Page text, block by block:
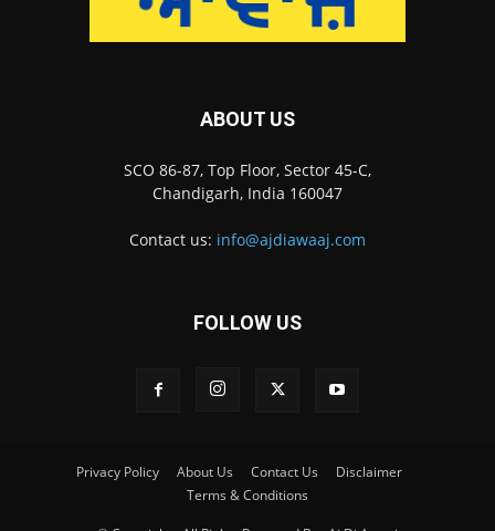
ABOUT US
SCO 86-87, Top Floor, Sector 45-C,
Chandigarh, India 160047
Contact us: info@ajdiawaaj.com
FOLLOW US
Privacy Policy About Us Contact Us
Disclaimer
Terms & Conditions